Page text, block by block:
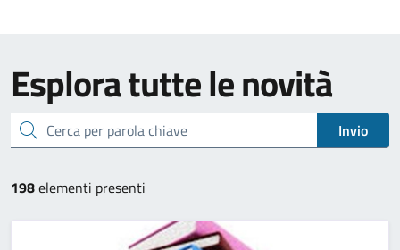
Esplora tutte le novità
cerca Invio
198elementi presenti